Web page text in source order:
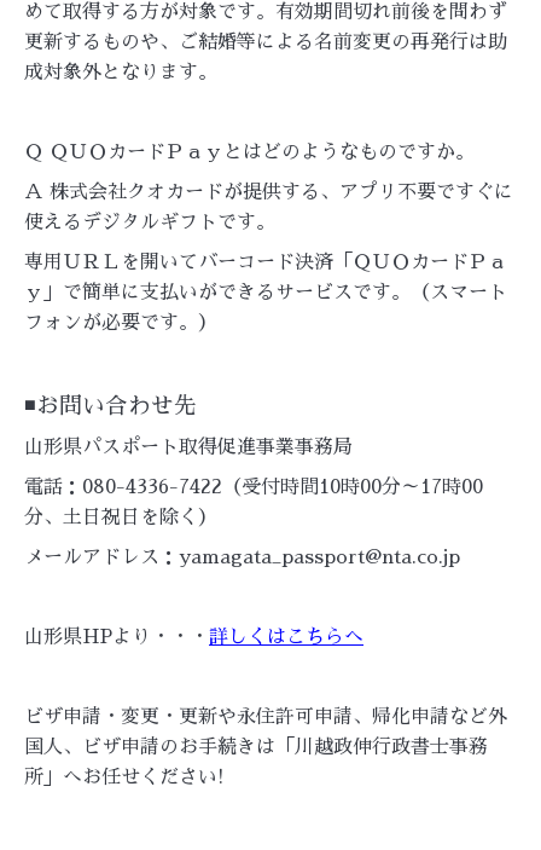
めて取得する方が対象です。有効期間切れ前後を問わず
更新するものや、ご結婚等による名前変更の再発行は助
成対象外となります。
Ｑ ＱＵＯカードＰａｙとはどのようなものですか。
Ａ 株式会社クオカードが提供する、アプリ不要ですぐに
使えるデジタルギフトです。
専用ＵＲＬを開いてバーコード決済「ＱＵＯカードＰａ
ｙ」で簡単に支払いができるサービスです。（スマート
フォンが必要です。）
◾️お問い合わせ先
山形県パスポート取得促進事業事務局
電話：080-4336-7422（受付時間10時00分～17時00
分、土日祝日を除く）
メールアドレス：yamagata_passport@nta.co.jp
山形県HPより・・・ 詳しくはこちらへ
ビザ申請・変更・更新や永住許可申請、帰化申請など外
国人、ビザ申請のお手続きは「川越政伸行政書士事務
所」へお任せください!